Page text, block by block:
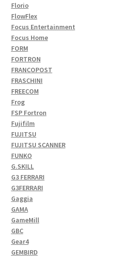
Florio
FlowFlex
Focus Entertainment
Focus Home
FORM
FORTRON
FRANCOPOST
FRASCHINI
FREECOM
Frog
FSP Fortron
Fujifilm
FUJITSU
FUJITSU SCANNER
FUNKO
G.SKILL
G3 FERRARI
G3FERRARI
Gaggia
GAMA
GameMill
GBC
Gear4
GEMBIRD